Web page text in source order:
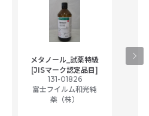
メタノール_試薬特級
[JISマーク認定品目]
131-01826
富士フイルム和光純
薬（株）
ア